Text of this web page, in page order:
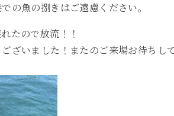
の魚の捌きはご遠慮ください。
たので放流！！
ざいました！またのご来場お待ちし